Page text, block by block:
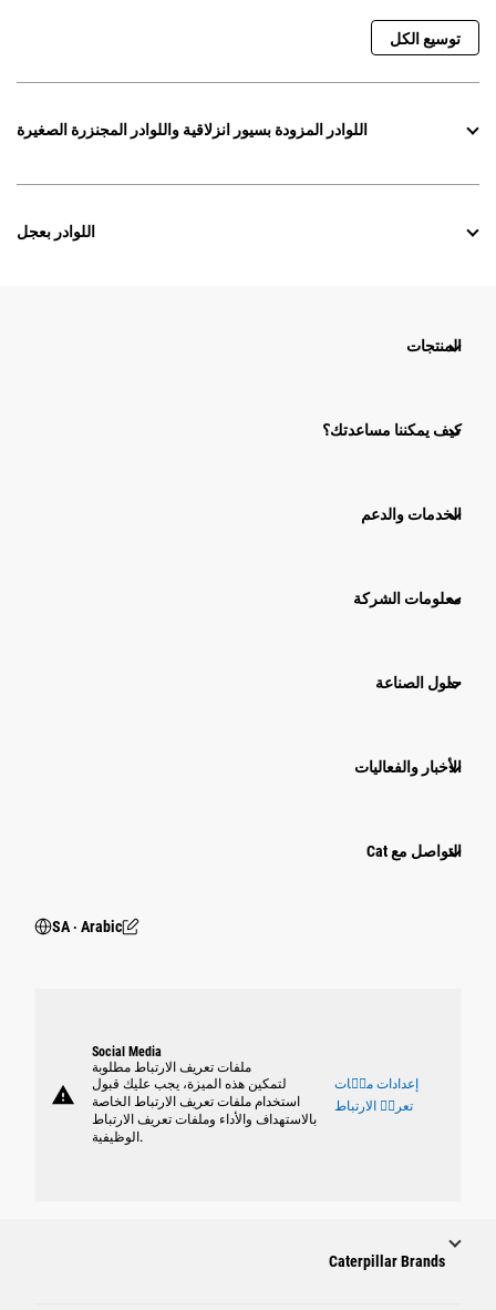
توسيع الكل
اللوادر المزودة بسيور انزلاقية واللوادر المجنزرة الصغيرة
اللوادر بعجل
المنتجات
كيف يمكننا مساعدتك؟
الخدمات والدعم
معلومات الشركة
حلول الصناعة
الأخبار والفعاليات
التواصل مع Cat
SA ‧ Arabic
warning
Social Media
ملفات تعريف الارتباط مطلوبة
لتمكين هذه الميزة، يجب عليك قبول
استخدام ملفات تعريف الارتباط الخاصة
بالاستهداف والأداء وملفات تعريف الارتباط
الوظيفية.
إعدادات ملٝات
تعريٝ الارتباط
Caterpillar Brands